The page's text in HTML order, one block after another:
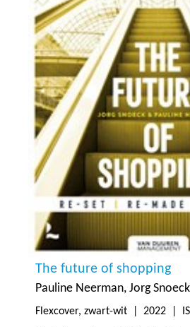
The future of shopping
Pauline Neerman Jorg Snoeck
Flexcover, zwart-wit | 2022 |